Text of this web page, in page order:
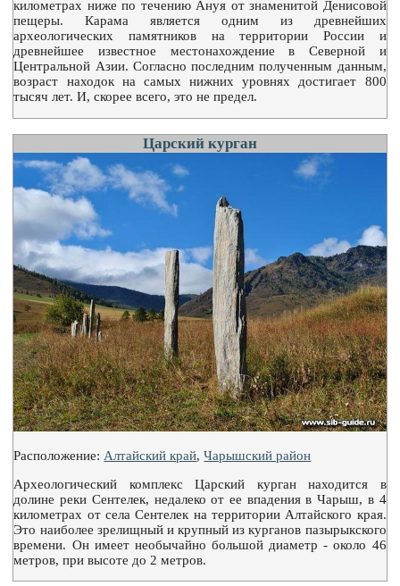
километрах ниже по течению Ануя от знаменитой Денисовой
пещеры. Карама является одним из древнейших
археологических памятников на территории России и
древнейшее известное местонахождение в Северной и
Центральной Азии. Согласно последним полученным данным,
возраст находок на самых нижних уровнях достигает 800
тысяч лет. И, скорее всего, это не предел.
Царский курган
Расположение: Алтайский край,Чарышский район
Археологический комплекс Царский курган находится в
долине реки Сентелек, недалеко от ее впадения в Чарыш, в 4
километрах от села Сентелек на территории Алтайского края.
Это наиболее зрелищный и крупный из курганов пазырыкского
времени. Он имеет необычайно большой диаметр - около 46
метров, при высоте до 2 метров.